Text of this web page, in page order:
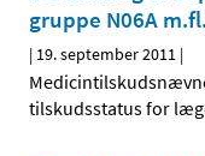
gruppe N06A
| 19. september 2011 |
tilskudsstatus for